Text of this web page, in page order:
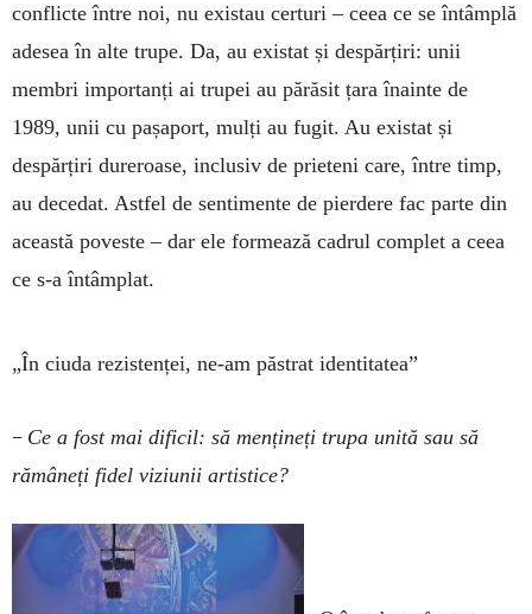
conflicte între noi, nu existau certuri – ceea ce se întâmplă
adesea în alte trupe. Da, au existat și despărțiri: unii
membri importanți ai trupei au părăsit țara înainte de
1989, unii cu pașaport, mulți au fugit. Au existat și
despărțiri dureroase, inclusiv de prieteni care, între timp,
au decedat. Astfel de sentimente de pierdere fac parte din
această poveste – dar ele formează cadrul complet a ceea
ce s-a întâmplat.
„În ciuda rezistenței, ne-am păstrat identitatea”
– Ce a fost mai dificil: să mențineți trupa unită sau să
rămâneți fidel viziunii artistice?